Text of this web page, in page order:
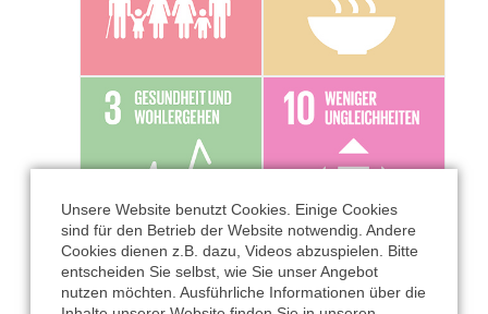
Unsere Website benutzt Cookies. Einige Cookies
sind für den Betrieb der Website notwendig. Andere
Cookies dienen z.B. dazu, Videos abzuspielen. Bitte
entscheiden Sie selbst, wie Sie unser Angebot
nutzen möchten. Ausführliche Informationen über die